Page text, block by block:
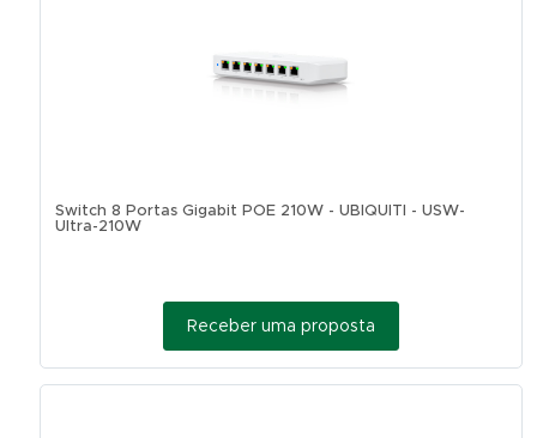
Switch 8 Portas Gigabit POE 210W - UBIQUITI - USW-
Ultra-210W
Receber uma proposta